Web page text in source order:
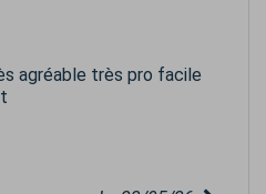
agréable très pro facile